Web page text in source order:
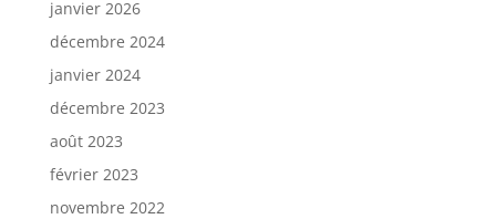
janvier 2026
décembre 2024
janvier 2024
décembre 2023
août 2023
février 2023
novembre 2022